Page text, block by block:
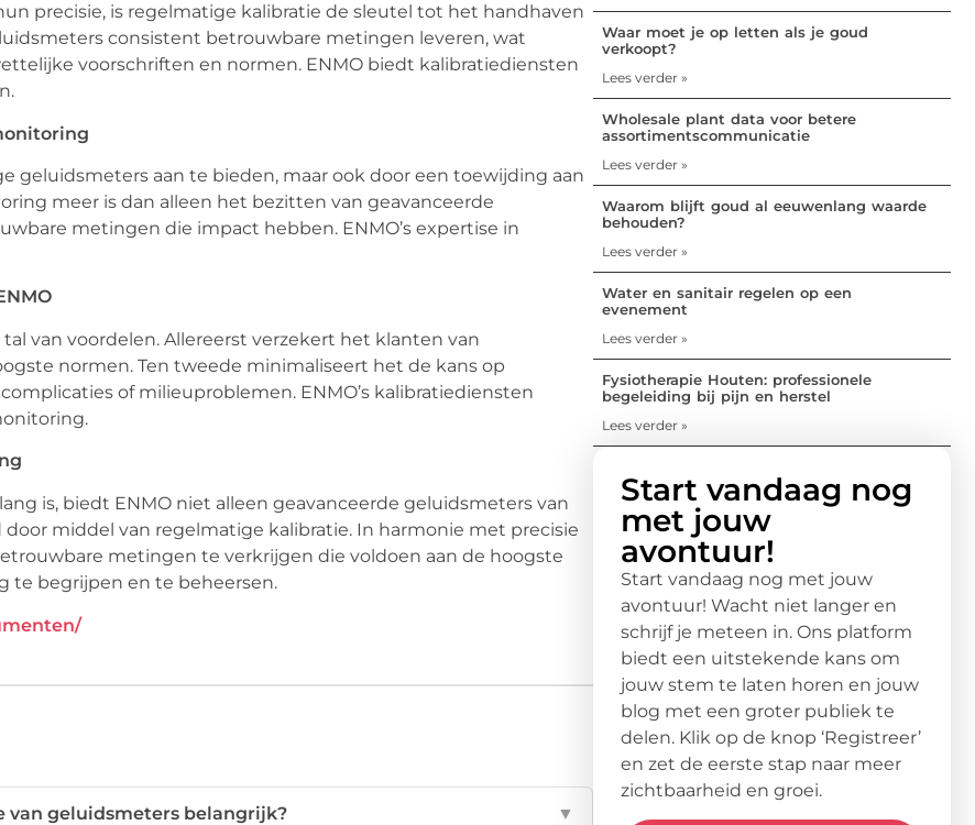
precisie, is regelmatige kalibratie de sleutel tot het handhaven
consistent betrouwbare metingen leveren, wat
voorschriften en normen. ENMO biedt kalibratiediensten
geluidsmeters aan te bieden, maar ook door een toewijding aan
meer is dan alleen het bezitten van geavanceerde
metingen die impact hebben. ENMO’s expertise in
van voordelen. Allereerst verzekert het klanten van
normen. Ten tweede minimaliseert het de kans op
of milieuproblemen. ENMO’s kalibratiediensten
is, biedt ENMO niet alleen geavanceerde geluidsmeters van
middel van regelmatige kalibratie. In harmonie met precisie
metingen te verkrijgen die voldoen aan de hoogste
te begrijpen en te beheersen.
van geluidsmeters belangrijk? ▼
Waar moet je op letten als je goud
verkoopt?
Lees verder »
Wholesale plant data voor betere
assortimentscommunicatie
Lees verder »
Waarom blijft goud al eeuwenlang waarde
behouden?
Lees verder »
Water en sanitair regelen op een
evenement
Lees verder »
Fysiotherapie Houten: professionele
begeleiding bij pijn en herstel
Lees verder »
Start vandaag nog
met jouw
avontuur!
Start vandaag nog met jouw
avontuur! Wacht niet langer en
schrijf je meteen in. Ons platform
biedt een uitstekende kans om
jouw stem te laten horen en jouw
blog met een groter publiek te
delen. Klik op de knop ‘Registreer’
en zet de eerste stap naar meer
zichtbaarheid en groei.